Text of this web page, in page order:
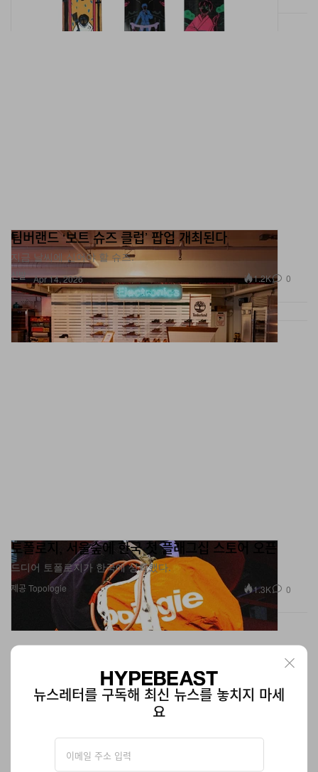
신발
팀버랜드 ‘보트 슈즈 클럽’ 팝업 개최된다
지금 날씨에 신어야 할 슈즈.
Apr 14, 2026 1.2K 0
토폴로지, 서울숲에 한국 첫 플래그십 스토어 오픈
드디어 토폴로지가 한국에 상륙했다.
제공 Topologie 1.3K 0
뉴스레터를 구독해 최신 뉴스를 놓치지 마세
요